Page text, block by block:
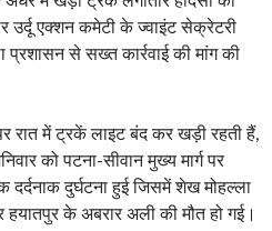
उर्दू एक्शन कमेटी के ज्वाइंट सेक्रेटरी
से सख्त कार्रवाई की मांग की
रात में ट्रकें लाइट बंद कर खड़ी रहती हैं,
को पटना-सीवान मुख्य मार्ग पर
दुर्घटना हुई जिसमें शेख मोहल्ला
के अबरार अली की मौत हो गई।